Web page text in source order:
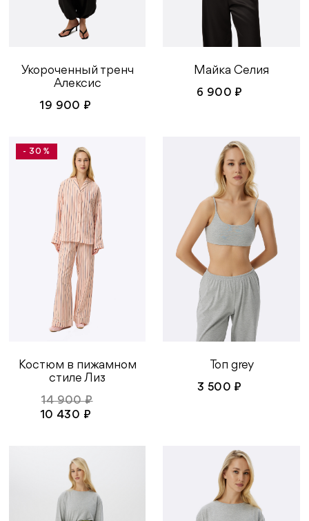
Укороченный тренч
Алексис
19 900 ₽
Майка Селия
6 900 ₽
- 30 %
Костюм в пижамном
стиле Лиз
14 900 ₽
10 430 ₽
Топ grey
3 500 ₽